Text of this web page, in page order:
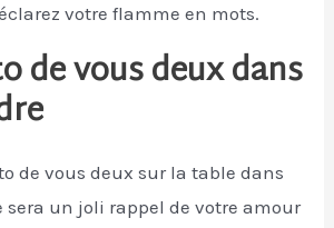
votre flamme en mots.
de vous deux dans
de vous deux sur la table dans
sera un joli rappel de votre amour